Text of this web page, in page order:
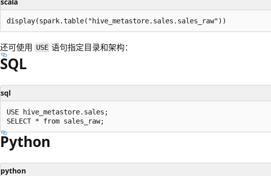
还可使用 USE 语句指定目录和架构：
SQL
sql
USE hive_metastore.sales;
Python
python